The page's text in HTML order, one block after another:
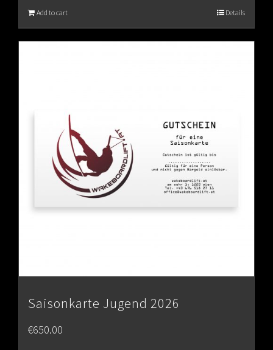
Add to cart Details
Saisonkarte Jugend 2026
€650.00